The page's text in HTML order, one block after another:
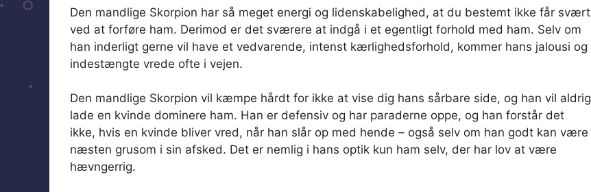
Den mandlige Skorpion har så meget energi og lidenskabelighed, at du bestemt ikke får svært
ved at forføre ham. Derimod er det sværere at indgå i et egentligt forhold med ham. Selv om
han inderligt gerne vil have et vedvarende, intenst kærlighedsforhold, kommer hans jalousi og
indestængte vrede ofte i vejen.
Den mandlige Skorpion vil kæmpe hårdt for ikke at vise dig hans sårbare side, og han vil aldrig
lade en kvinde dominere ham. Han er defensiv og har paraderne oppe, og han forstår det
ikke, hvis en kvinde bliver vred, når han slår op med hende – også selv om han godt kan være
næsten grusom i sin afsked. Det er nemlig i hans optik kun ham selv, der har lov at være
hævngerrig.